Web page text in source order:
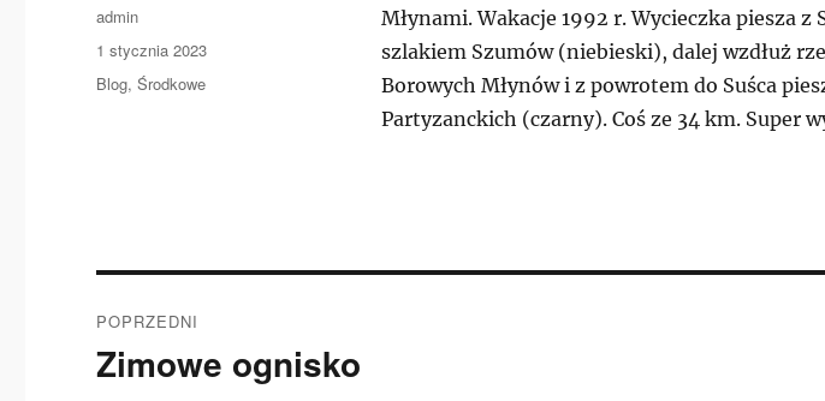
Młynami. Wakacje 1992 r. Wycieczka piesza z
szlakiem Szumów (niebieski), dalej wzdłuż
Borowych Młynów i z powrotem do Suśca
Partyzanckich (czarny). Coś ze 34 km. Super
Autor
admin
Data
publikacji
1 stycznia 2023
Kategorie
Blog,Środkowe
wpisu
POPRZEDNI
Poprzedni
Zimowe ognisko